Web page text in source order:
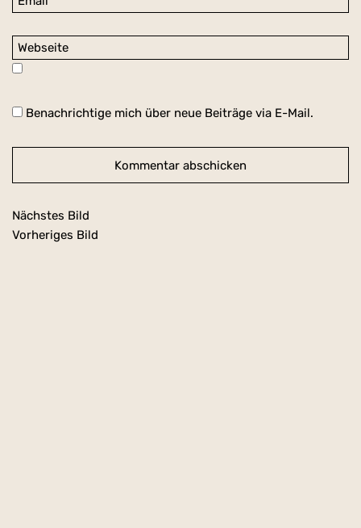
Benachrichtige mich über neue Beiträge via E-Mail.
Nächstes Bild
Vorheriges Bild